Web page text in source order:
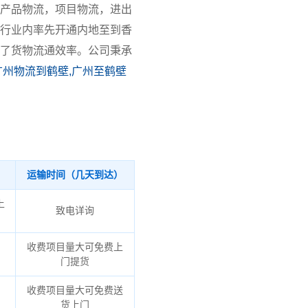
品物流，项目物流，进出
业内率先开通内地至到香
货物流通效率。公司秉承
物流到鹤壁,广州至鹤壁
运输时间（几天到达）
致电详询
收费项目量大可免费上
门提货
收费项目量大可免费送
货上门